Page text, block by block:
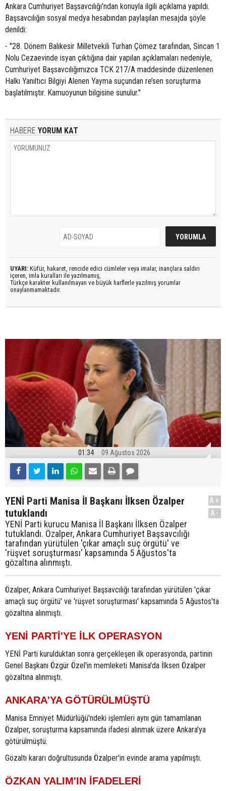
Ankara Cumhuriyet Başsavcılığı'ndan konuyla ilgili açıklama yapıldı.
Başsavcılığın sosyal medya hesabından paylaşılan mesajda şöyle
denildi:
- "28. Dönem Balıkesir Milletvekili Turhan Çömez tarafından, Sincan 1
Nolu Cezaevinde isyan çıktığına dair yapılan açıklamaları nedeniyle,
Cumhuriyet Başsavcılığımızca TCK 217/A maddesinde düzenlenen
Halkı Yanıltıcı Bilgiyi Alenen Yayma suçundan re’sen soruşturma
başlatılmıştır. Kamuoyunun bilgisine sunulur."
HABERE YORUM KAT
UYARI: Küfür, hakaret, rencide edici cümleler veya imalar, inançlara saldırı
içeren, imla kuralları ile yazılmamış,
Türkçe karakter kullanılmayan ve büyük harflerle yazılmış yorumlar
onaylanmamaktadır.
01:34 09 Ağustos 2026
YENİ Parti Manisa İl Başkanı İlksen Özalper
tutuklandı
YENİ Parti kurucu Manisa İl Başkanı İlksen Özalper
tutuklandı. Özalper, Ankara Cumhuriyet Başsavcılığı
tarafından yürütülen 'çıkar amaçlı suç örgütü' ve
'rüşvet soruşturması' kapsamında 5 Ağustos'ta
gözaltına alınmıştı.
A+
A-
Özalper, Ankara Cumhuriyet Başsavcılığı tarafından yürütülen 'çıkar
amaçlı suç örgütü' ve 'rüşvet soruşturması' kapsamında 5 Ağustos'ta
gözaltına alınmıştı.
YENİ PARTİ'YE İLK OPERASYON
YENİ Parti kurulduktan sonra gerçekleşen ilk operasyonda, partinin
Genel Başkanı Özgür Özel'in memleketi Manisa'da İlksen Özalper
gözaltına alınmıştı.
ANKARA'YA GÖTÜRÜLMÜŞTÜ
Manisa Emniyet Müdürlüğü'ndeki işlemleri aynı gün tamamlanan
Özalper, soruşturma kapsamında ifadesi alınmak üzere Ankara'ya
götürülmüştü.
Gözaltı kararı doğrultusunda Özalper'in evinde arama yapılmıştı.
ÖZKAN YALIM'IN İFADELERİ